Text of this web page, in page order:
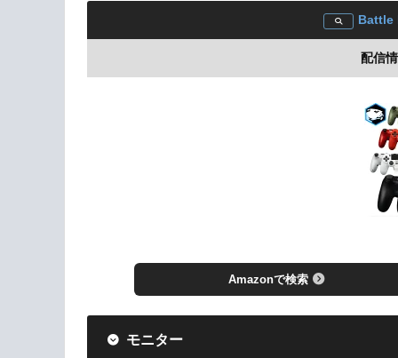
Battle
配信
Amazonで検索
モニター